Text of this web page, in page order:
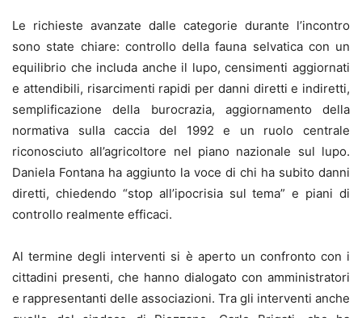
Le richieste avanzate dalle categorie durante l’incontro
sono state chiare: controllo della fauna selvatica con un
equilibrio che includa anche il lupo, censimenti aggiornati
e attendibili, risarcimenti rapidi per danni diretti e indiretti,
semplificazione della burocrazia, aggiornamento della
normativa sulla caccia del 1992 e un ruolo centrale
riconosciuto all’agricoltore nel piano nazionale sul lupo.
Daniela Fontana ha aggiunto la voce di chi ha subito danni
diretti, chiedendo “stop all’ipocrisia sul tema” e piani di
controllo realmente efficaci.
Al termine degli interventi si è aperto un confronto con i
cittadini presenti, che hanno dialogato con amministratori
e rappresentanti delle associazioni. Tra gli interventi anche